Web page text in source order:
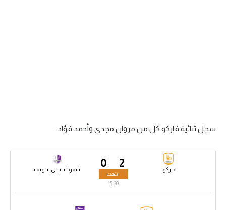
الدوري الإنجليزي
سجل ثنائية فاركو كل من مروان مجدي وأحمد فؤاد.
2 فاركو 0 تليفونات بني سويف
انتهت
15:30